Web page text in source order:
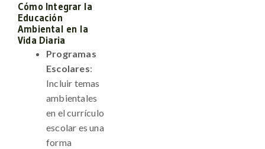
Cómo Integrar la
Educación
Ambiental en la
Vida Diaria
Programas
Escolares:
Incluir temas
ambientales
en el currículo
escolar es una
forma